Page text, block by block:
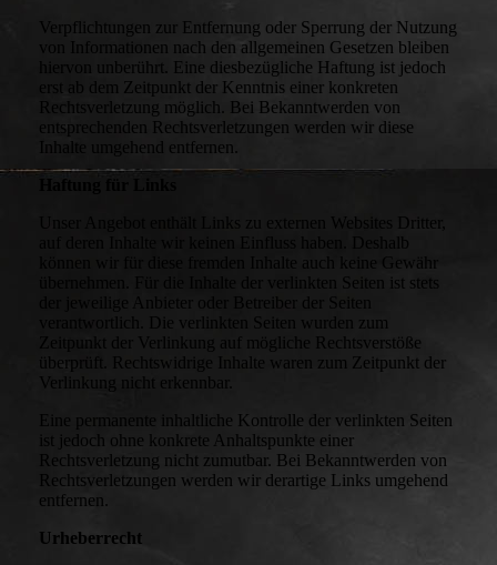
Verpflichtungen zur Entfernung oder Sperrung der Nutzung
von Informationen nach den allgemeinen Gesetzen bleiben
hiervon unberührt. Eine diesbezügliche Haftung ist jedoch
erst ab dem Zeitpunkt der Kenntnis einer konkreten
Rechtsverletzung möglich. Bei Bekanntwerden von
entsprechenden Rechtsverletzungen werden wir diese
Inhalte umgehend entfernen.
Unser Angebot enthält Links zu externen Websites Dritter,
auf deren Inhalte wir keinen Einfluss haben. Deshalb
können wir für diese fremden Inhalte auch keine Gewähr
übernehmen. Für die Inhalte der verlinkten Seiten ist stets
der jeweilige Anbieter oder Betreiber der Seiten
verantwortlich. Die verlinkten Seiten wurden zum
Zeitpunkt der Verlinkung auf mögliche Rechtsverstöße
überprüft. Rechtswidrige Inhalte waren zum Zeitpunkt der
Verlinkung nicht erkennbar.
Eine permanente inhaltliche Kontrolle der verlinkten Seiten
ist jedoch ohne konkrete Anhaltspunkte einer
Rechtsverletzung nicht zumutbar. Bei Bekanntwerden von
Rechtsverletzungen werden wir derartige Links umgehend
entfernen.
Urheberrecht